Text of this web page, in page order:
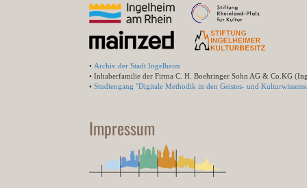
• Archiv der Stadt Ingelheim
• Inhaberfamilie der Firma C. H. Boehringer Sohn AG & Co.KG
• Studiengang "Digitale Methodik in den Geistes- und
Impressum